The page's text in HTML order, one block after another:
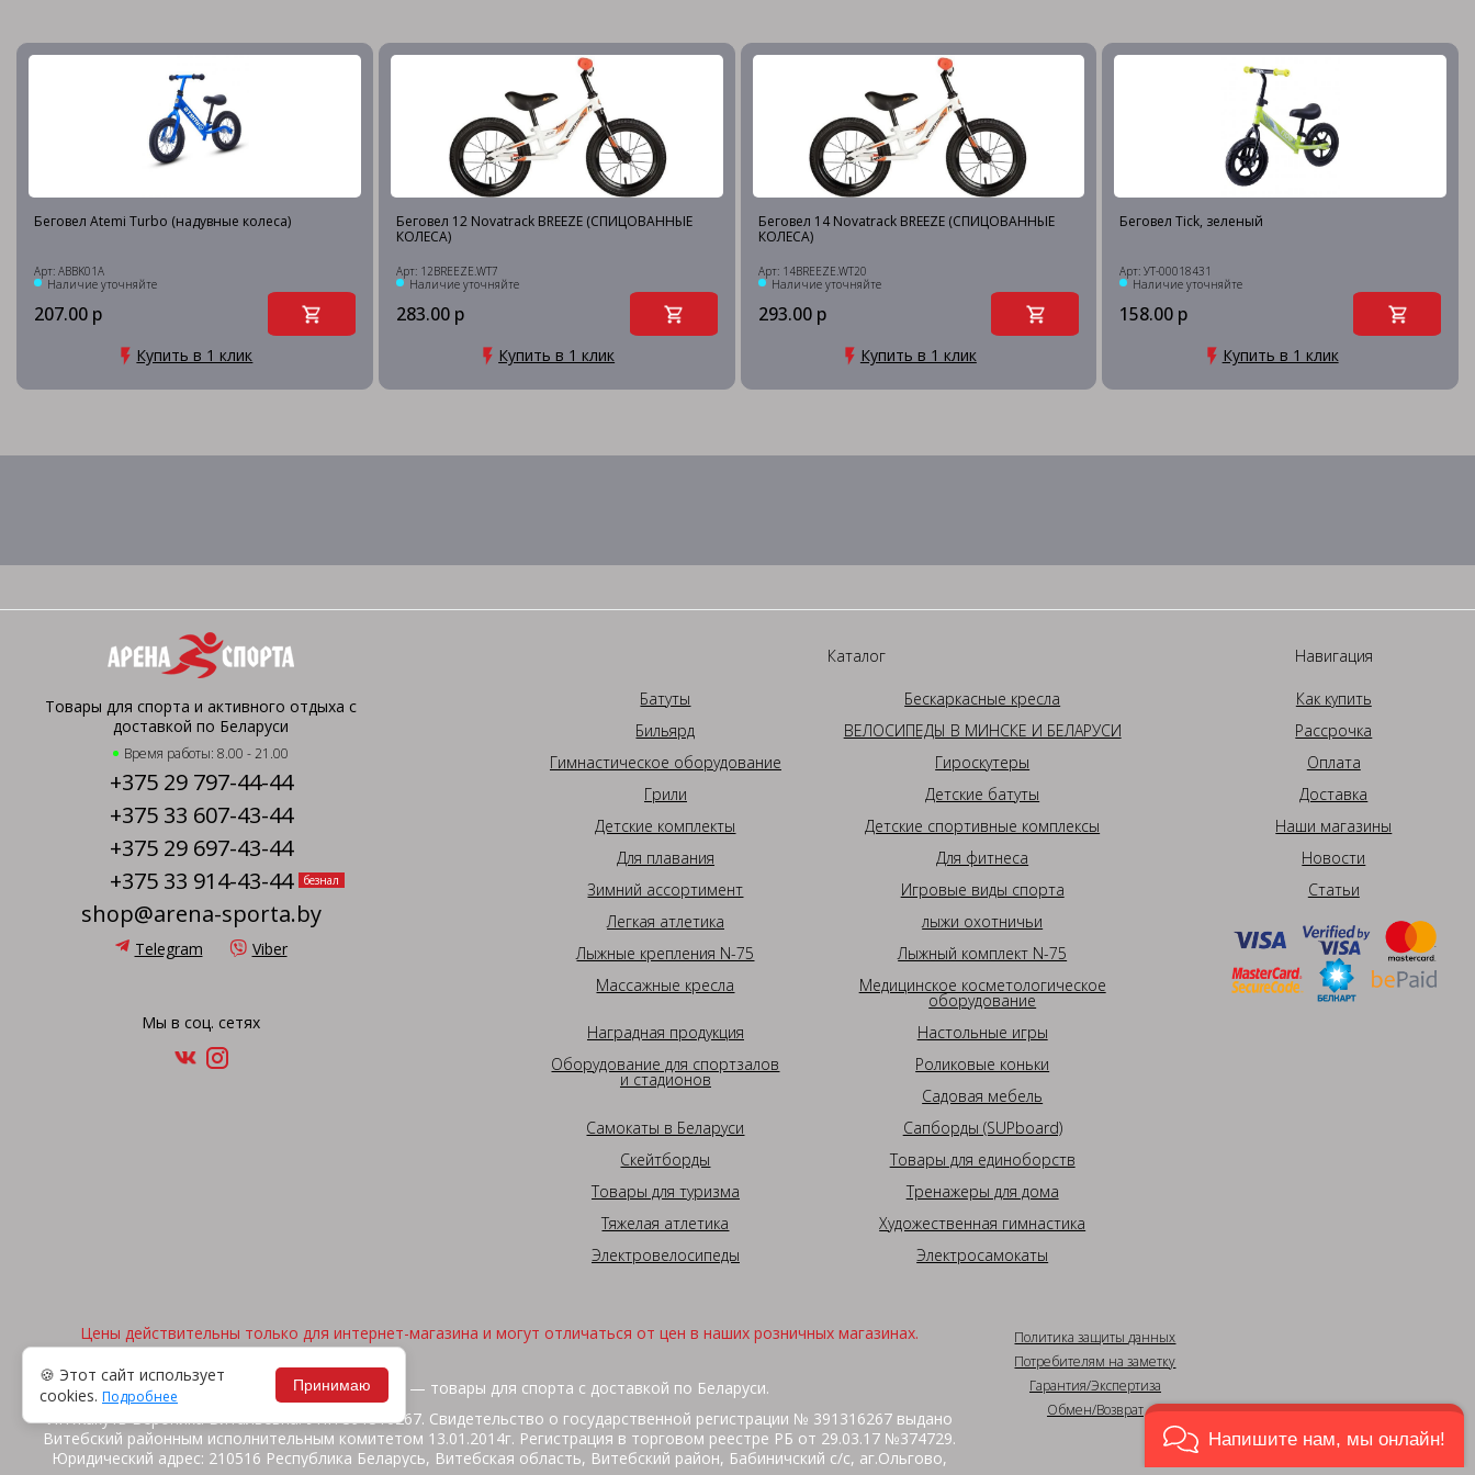
Беговел Atemi Turbo (надувные колеса)
Арт: ABBK01A
Наличие уточняйте
207.00 р
Купить в 1 клик
Беговел 12 Novatrack BREEZE (СПИЦОВАННЫЕ
КОЛЕСА)
Арт: 12BREEZE.WT7
Наличие уточняйте
283.00 р
Купить в 1 клик
Беговел 14 Novatrack BREEZE (СПИЦОВАННЫЕ
КОЛЕСА)
Арт: 14BREEZE.WT20
Наличие уточняйте
293.00 р
Купить в 1 клик
Беговел Tick, зеленый
Арт: УТ-00018431
Наличие уточняйте
158.00 р
Купить в 1 клик
Товары для спорта и активного отдыха с
доставкой по Беларуси
Время работы: 8.00 - 21.00
+375 29 797-44-44
+375 33 607-43-44
+375 29 697-43-44
+375 33 914-43-44
безнал
shop@arena-sporta.by
Telegram Viber
Мы в соц. сетях
Каталог
Батуты
Бескаркасные кресла
Бильярд
ВЕЛОСИПЕДЫ В МИНСКЕ И БЕЛАРУСИ
Гимнастическое оборудование
Гироскутеры
Грили
Детские батуты
Детские комплекты
Детские спортивные комплексы
Для плавания
Для фитнеса
Зимний ассортимент
Игровые виды спорта
Легкая атлетика
лыжи охотничьи
Лыжные крепления N-75
Лыжный комплект N-75
Массажные кресла
Медицинское косметологическое
оборудование
Наградная продукция
Настольные игры
Оборудование для спортзалов
и стадионов
Роликовые коньки
Садовая мебель
Самокаты в Беларуси
Сапборды (SUPboard)
Скейтборды
Товары для единоборств
Товары для туризма
Тренажеры для дома
Тяжелая атлетика
Художественная гимнастика
Электровелосипеды
Электросамокаты
Навигация
Как купить
Рассрочка
Оплата
Доставка
Наши магазины
Новости
Статьи
Цены действительны только для интернет-магазина и могут отличаться от цен в наших розничных магазинах.
2026, © "Арена спорта" — товары для спорта с доставкой по Беларуси.
ИП Жакуть Вероника Витальевна. УНП 391316267. Свидетельство о государственной регистрации № 391316267 выдано
Витебский районным исполнительным комитетом 13.01.2014г. Регистрация в торговом реестре РБ от 29.03.17 №374729.
Юридический адрес: 210516 Республика Беларусь, Витебская область, Витебский район, Бабиничский с/с, аг.Ольгово,
Политика защиты данных
Потребителям на заметку
Гарантия/Экспертиза
Обмен/Возврат
🍪 Этот сайт использует
cookies. Подробнее
Принимаю
Напишите нам, мы онлайн!